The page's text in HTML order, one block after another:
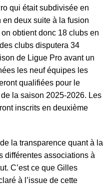
qui était subdivisée en
deux suite à la fusion
obtient donc 18 clubs en
clubs disputera 34
de Ligue Pro avant un
les neuf équipes les
qualifiées pour le
la saison 2025-2026. Les
inscrits en deuxième
la transparence quant à la
différentes associations à
C’est ce que Gilles
à l’issue de cette